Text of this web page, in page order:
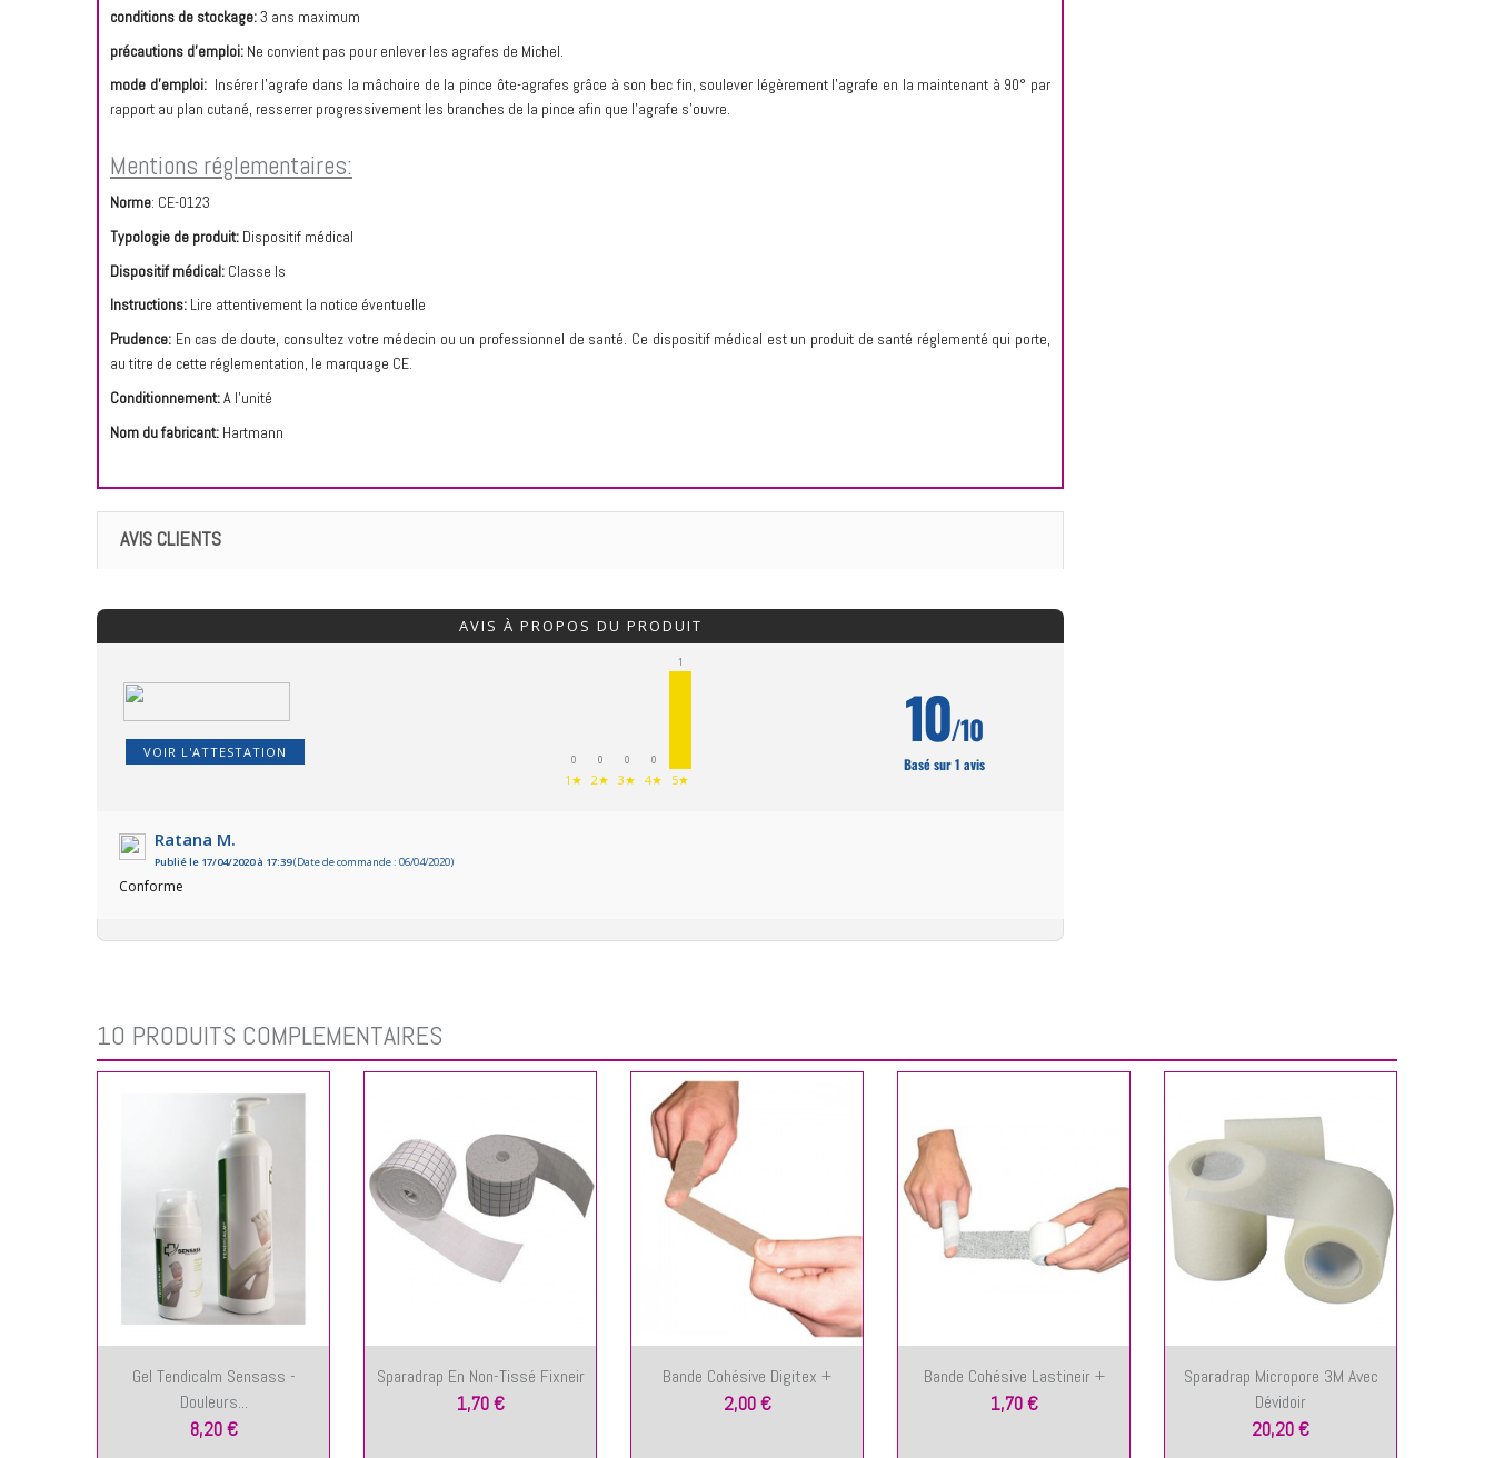
conditions de stockage:3 ans maximum
précautions d'emploi: Ne convient pas pour enlever les agrafes de Michel.
mode d’emploi: Insérer l’agrafe dans la mâchoire de la pince ôte-agrafes grâce à son bec fin, soulever légèrement l’agrafe en la maintenant à 90° par
rapport au plan cutané, resserrer progressivement les branches de la pince afin que l’agrafe s’ouvre.
Mentions réglementaires:
Norme: CE-0123
Typologie de produit: Dispositif médical
Dispositif médical: Classe Is
Instructions: Lire attentivement la notice éventuelle
Prudence: En cas de doute, consultez votre médecin ou un professionnel de santé. Ce dispositif médical est un produit de santé réglementé qui porte,
au titre de cette réglementation, le marquage CE.
Conditionnement:A l'unité
Nom du fabricant: Hartmann
AVIS CLIENTS
AVIS À PROPOS DU PRODUIT
VOIR L'ATTESTATION 0
1★
0
2★
0
3★
0
4★
1
5★
10/10
Basé sur 1 avis
Ratana M.
Publié le 17/04/2020 à 17:39(Date de commande : 06/04/2020)
Conforme
10 PRODUITS COMPLÉMENTAIRES
Gel Tendicalm Sensass -
Douleurs...
8,20 €
Sparadrap En Non-Tissé Fixneir
1,70 €
Bande Cohésive Digitex +
2,00 €
Bande Cohésive Lastineir +
1,70 €
Sparadrap Micropore 3M Avec
Dévidoir
20,20 €